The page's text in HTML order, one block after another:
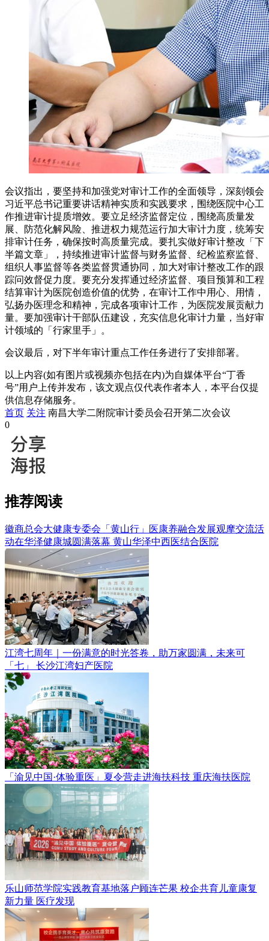
会议指出，要坚持和加强党对审计工作的全面领导，深刻领会
习近平总书记重要讲话精神实质和实践要求，围绕医院中心工
作推进审计提质增效。要立足经济监督定位，围绕高质量发
展、防范化解风险、推进权力规范运行加大审计力度，统筹安
排审计任务，确保按时高质量完成。要扎实做好审计整改「下
半篇文章」，持续推进审计监督与财务监督、纪检监察监督、
组织人事监督等各类监督贯通协同，加大对审计整改工作的跟
踪问效督促力度。要充分发挥通过经济监督、项目预算和工程
结算审计为医院创造价值的优势，在审计工作中用心、用情，
弘扬办医理念和精神，完成各项审计工作，为医院发展贡献力
量。要加强审计干部队伍建设，充实信息化审计力量，当好审
计领域的「行家里手」。
会议最后，对下半年审计重点工作任务进行了安排部署。
以上内容(如有图片或视频亦包括在内)为自媒体平台“丁香
号”用户上传并发布，该文观点仅代表作者本人，本平台仅提
供信息存储服务。
首页 关注 南昌大学二附院审计委员会召开第二次会议
0
推荐阅读
徽商总会大健康专委会「黄山行」医康养融合发展观摩交流活
动在华泽健康城圆满落幕 黄山华泽中西医结合医院
江湾七周年｜一份满意的时光答卷，助万家圆满，未来可
「七」 长沙江湾妇产医院
「渝见中国·体验重医」夏令营走进海扶科技 重庆海扶医院
乐山师范学院实践教育基地落户顾连芒果 校企共育儿童康复
新力量 医疗发现